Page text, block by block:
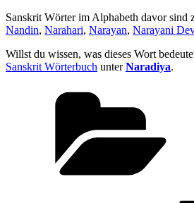
Sanskrit Wörter im Alphabeth davor sind
Nandin, Narahari, Narayan, Narayani
Willst du wissen, was dieses Wort
Sanskrit Wörterbuch unterNaradiya.